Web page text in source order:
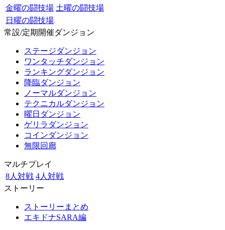
金曜の闘技場 土曜の闘技場
日曜の闘技場
常設/定期開催ダンジョン
ステージダンジョン
ワンタッチダンジョン
ランキングダンジョン
降臨ダンジョン
ノーマルダンジョン
テクニカルダンジョン
曜日ダンジョン
ゲリラダンジョン
コインダンジョン
無限回廊
マルチプレイ
8人対戦 4人対戦
ストーリー
ストーリーまとめ
エキドナSARA編